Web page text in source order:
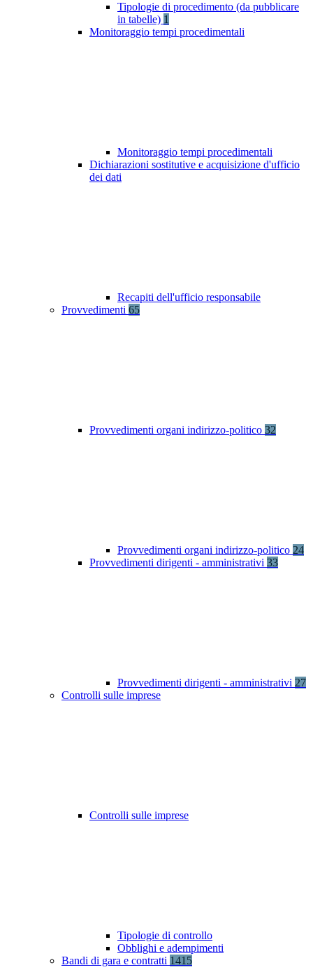
Tipologie di procedimento (da pubblicare
in tabelle) 1
Monitoraggio tempi procedimentali
Monitoraggio tempi procedimentali
Dichiarazioni sostitutive e acquisizione d'ufficio
dei dati
Recapiti dell'ufficio responsabile
Provvedimenti 65
Provvedimenti organi indirizzo-politico 32
Provvedimenti organi indirizzo-politico 24
Provvedimenti dirigenti - amministrativi 33
Provvedimenti dirigenti - amministrativi 27
Controlli sulle imprese
Controlli sulle imprese
Tipologie di controllo
Obblighi e adempimenti
Bandi di gara e contratti 1415